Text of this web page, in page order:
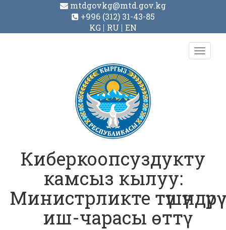
mtdgovkg@mtd.gov.kg
+996 (312) 31-43-85
KG
RU EN
Toggle
Киберкоопсуздукту
камсыз кылуу:
Министрликте түшүндүрүү
иш-чарасы өттү